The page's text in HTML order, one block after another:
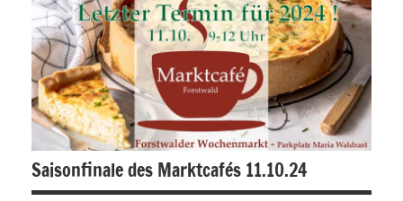
Angebote
/Verbesserungen..
Saisonfinale des Marktcafés 11.10.24